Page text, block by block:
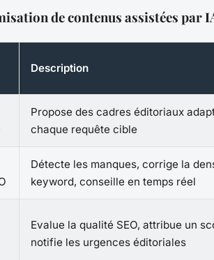
de contenus assistées par
Description
Propose des cadres éditoriaux
chaque requête cible
Détecte les manques, corrige la
keyword, conseille en temps réel
Evalue la qualité SEO, attribue un
notifie les urgences éditoriales